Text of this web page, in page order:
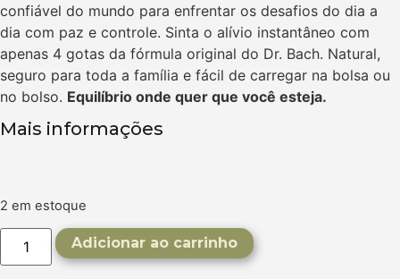
confiável do mundo para enfrentar os desafios do dia a
dia com paz e controle. Sinta o alívio instantâneo com
apenas 4 gotas da fórmula original do Dr. Bach. Natural,
seguro para toda a família e fácil de carregar na bolsa ou
no bolso. Equilíbrio onde quer que você esteja.
Mais informações
2 em estoque
Adicionar ao carrinho